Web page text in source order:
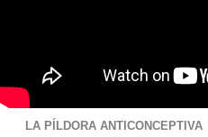
píldora anticonceptiva
LA PÍLDORA ANTICONCEPTIVA